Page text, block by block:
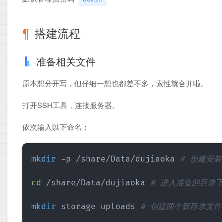
搭建流程
准备相关文件
原本想分开写，但仔细一想也都差不多，索性就合并啦。
打开SSH工具，连接服务器。
依次输入以下命名：
mkdir -p /share/Data/dujiaoka # 创建安
cd /share/Data/dujiaoka # 进入准备的目录
mkdir storage uploads # 创建两个新目录文